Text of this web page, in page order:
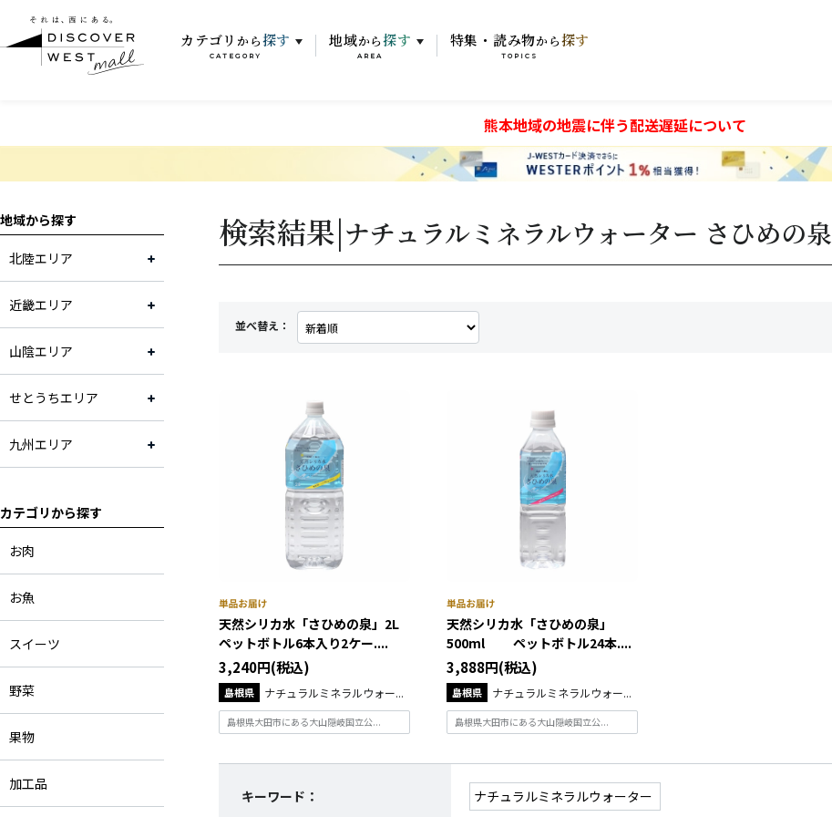
カテゴリ から 探す
CATEGORY
地域から 探す
AREA
特集・読み物から 探す
TOPICS
熊本地域の地震に伴う配送遅延について
地域から探す
北陸エリア
近畿エリア
山陰エリア
せとうちエリア
九州エリア
カテゴリから探す
お肉
お魚
スイーツ
野菜
果物
加工品
検索結果|ナチュラルミネラルウォーター さひめの泉
並べ替え：
天然シリカ水「さひめの泉」2L
ペットボトル6本入り2ケー....
3,240円(税込)
島根県 ナチュラルミネラルウォー...
島根県大田市にある大山隠岐国立公...
天然シリカ水「さひめの泉」
500ml ペットボトル24本....
3,888円(税込)
島根県 ナチュラルミネラルウォー...
島根県大田市にある大山隠岐国立公...
キーワード：